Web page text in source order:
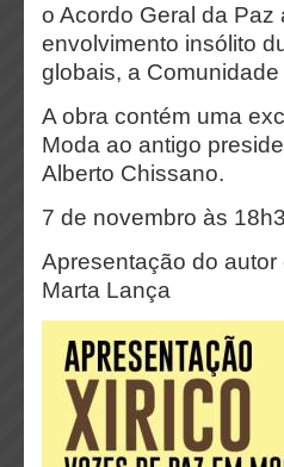
o Acordo Geral da
envolvimento insólito
globais, a Comunidade
A obra contém uma
Moda ao antigo
Alberto Chissano.
7 de novembro às
Apresentação do
Marta Lança